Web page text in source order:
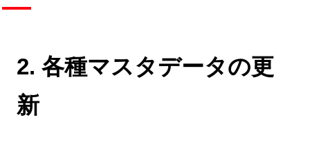
2. 各種マスタデータの更
新